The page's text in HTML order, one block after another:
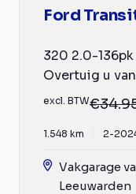
Ford
320 2.0-136pk
Overtuig u
excl. BTW
1.548 km 2-
Vakgarage
Leeuwarden